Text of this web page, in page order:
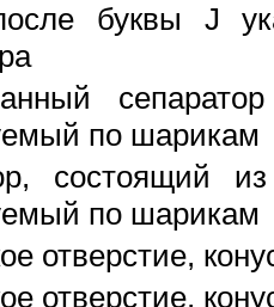
буквы J
по шарикам
состоящий
по шарикам
отверстие,
отверстие,